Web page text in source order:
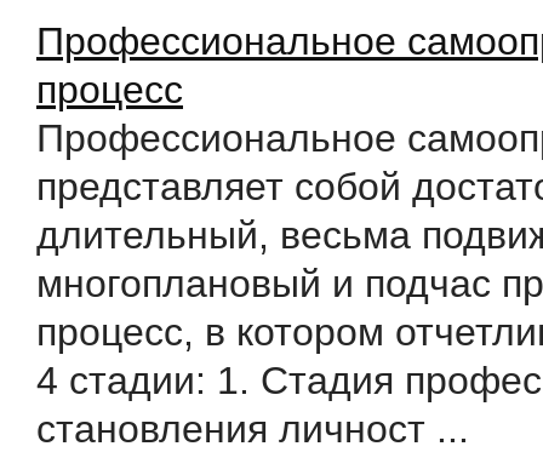
Профессиональное
процесс
Профессиональное
представляет собой
длительный, весьма
многоплановый и подчас
процесс, в котором
4 стадии: 1. Стадия
становления личност ...